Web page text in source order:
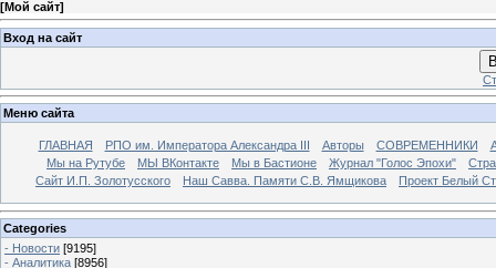
[Мой сайт]
Вход на сайт
Меню сайта
ГЛАВНАЯ РПО им. Императора Александра III Авторы СОВРЕМЕННИКИ
Мы на Рутубе
МЫ ВКонтакте Мы в Бастионе Журнал "Голос Эпохи"
Сайт И.П. Золотусского
Наш Савва. Памяти С.В. Ямщикова Проект Белый
Categories
- Новости [9195]
- Аналитика [8956]